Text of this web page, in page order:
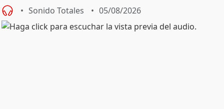
Sonido Totales 05/08/2026